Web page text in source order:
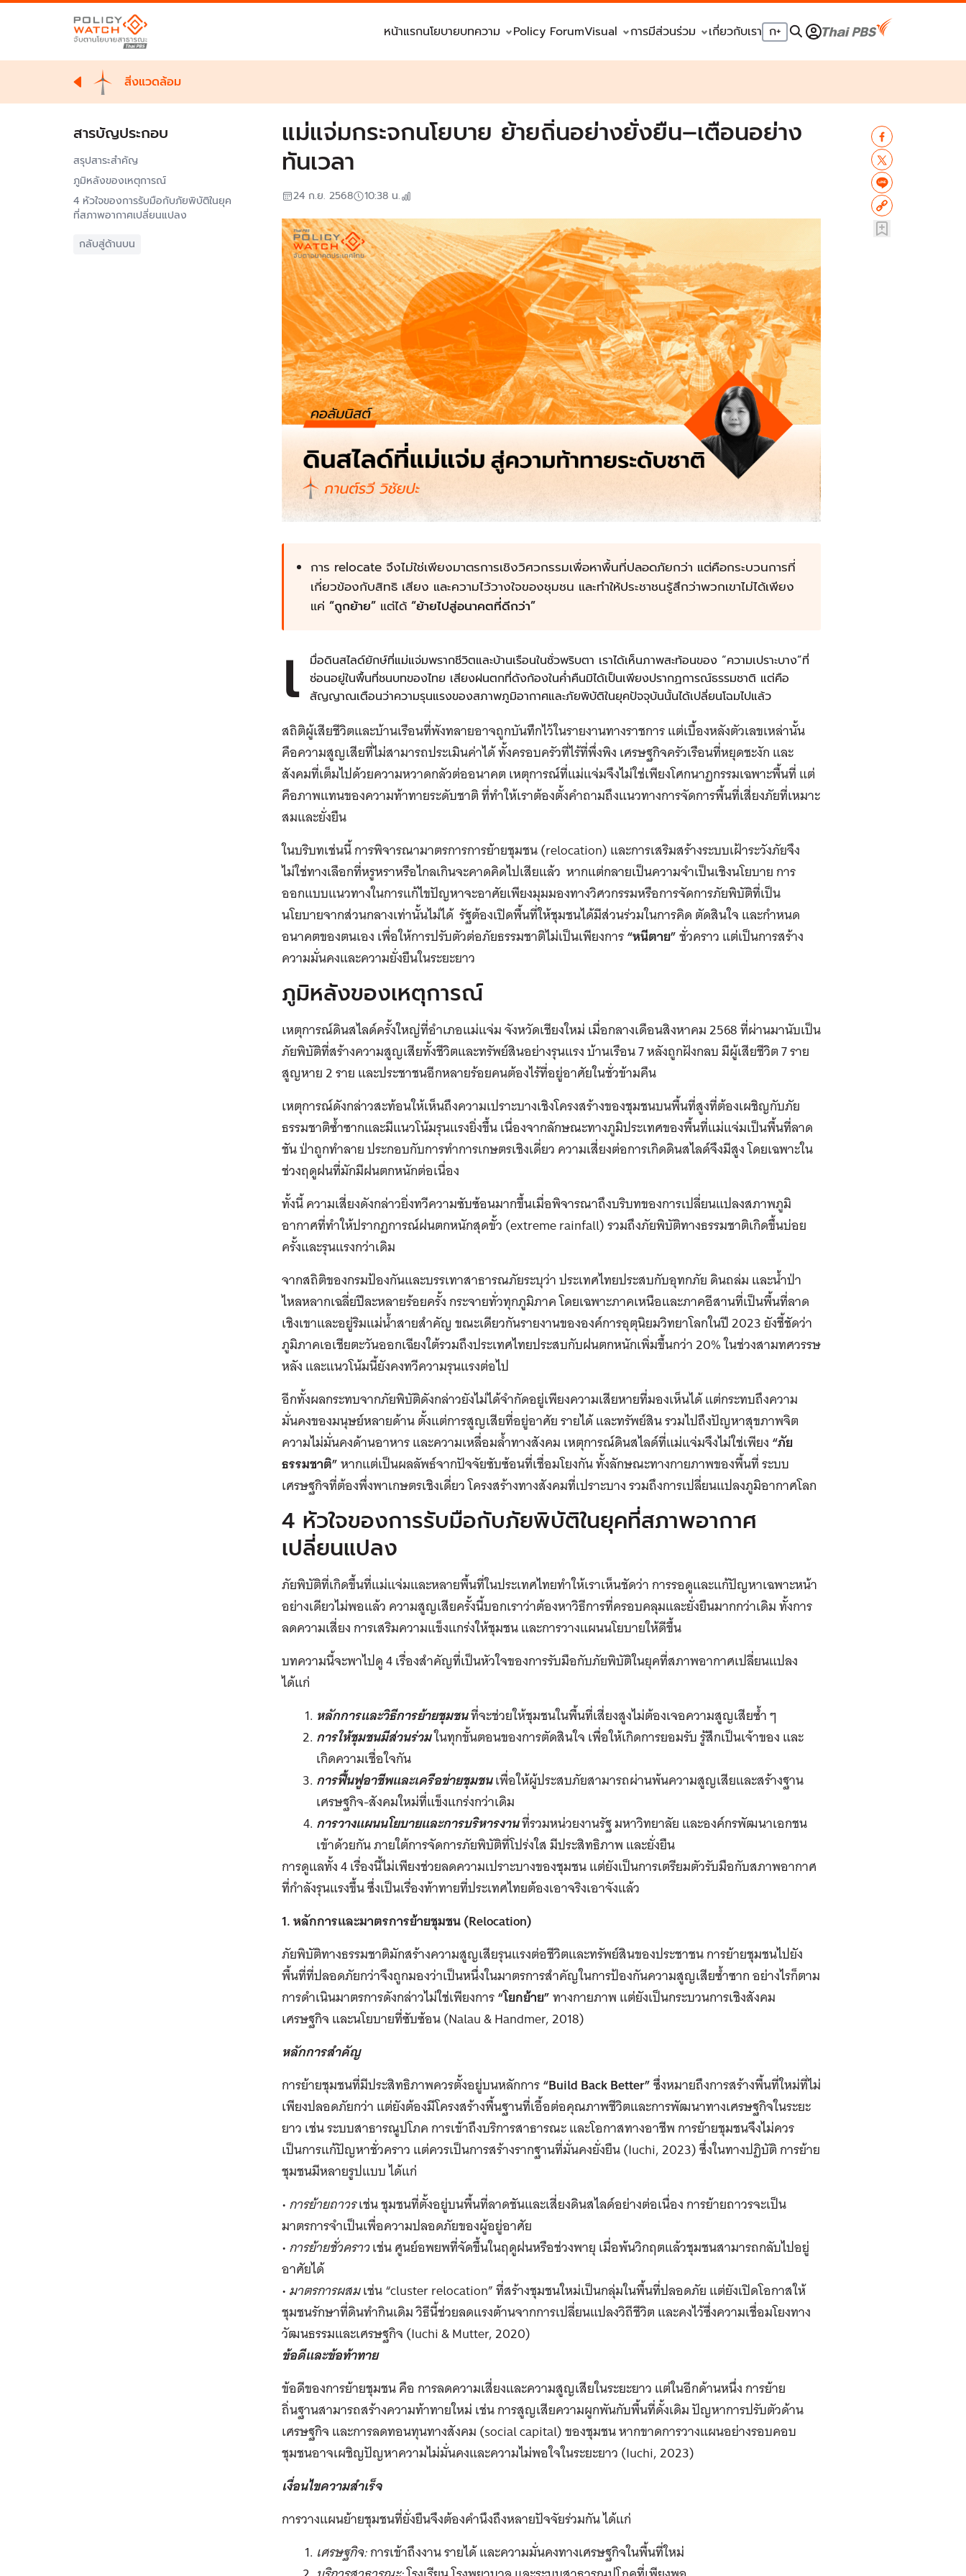
หน้าแรกนโยบายบทความ Policy ForumVisual การมีส่วนร่วม เกี่ยวกับเรา ก+
สิ่งแวดล้อม
สารบัญประกอบ
สรุปสาระสำคัญ
ภูมิหลังของเหตุการณ์
4 หัวใจของการรับมือกับภัยพิบัติในยุค
ที่สภาพอากาศเปลี่ยนแปลง
กลับสู่ด้านบน
แม่แจ่มกระจกนโยบาย ย้ายถิ่นอย่างยั่งยืน–เตือนอย่าง
ทันเวลา
24 ก.ย. 2568 10:38 น.
การ relocate จึงไม่ใช่เพียงมาตรการเชิงวิศวกรรมเพื่อหาพื้นที่ปลอดภัยกว่า แต่คือกระบวนการที่
เกี่ยวข้องกับสิทธิ เสียง และความไว้วางใจของชุมชน และทำให้ประชาชนรู้สึกว่าพวกเขาไม่ได้เพียง
แค่ “ถูกย้าย” แต่ได้ “ย้ายไปสู่อนาคตที่ดีกว่า”
เ
มื่อดินสไลด์ยักษ์ที่แม่แจ่มพรากชีวิตและบ้านเรือนในชั่วพริบตา เราได้เห็นภาพสะท้อนของ “ความเปราะบาง”ที่
ซ่อนอยู่ในพื้นที่ชนบทของไทย เสียงฝนตกที่ดังก้องในค่ำคืนมิได้เป็นเพียงปรากฏการณ์ธรรมชาติ แต่คือ
สัญญาณเตือนว่าความรุนแรงของสภาพภูมิอากาศและภัยพิบัติในยุคปัจจุบันนั้นได้เปลี่ยนโฉมไปแล้ว
สถิติผู้เสียชีวิตและบ้านเรือนที่พังทลายอาจถูกบันทึกไว้ในรายงานทางราชการ แต่เบื้องหลังตัวเลขเหล่านั้น
คือความสูญเสียที่ไม่สามารถประเมินค่าได้ ทั้งครอบครัวที่ไร้ที่พึ่งพิง เศรษฐกิจครัวเรือนที่หยุดชะงัก และ
สังคมที่เต็มไปด้วยความหวาดกลัวต่ออนาคต เหตุการณ์ที่แม่แจ่มจึงไม่ใช่เพียงโศกนาฏกรรมเฉพาะพื้นที่ แต่
คือภาพแทนของความท้าทายระดับชาติ ที่ทำให้เราต้องตั้งคำถามถึงแนวทางการจัดการพื้นที่เสี่ยงภัยที่เหมาะ
สมและยั่งยืน
ในบริบทเช่นนี้ การพิจารณามาตรการการย้ายชุมชน (relocation)และการเสริมสร้างระบบเฝ้าระวังภัยจึง
ไม่ใช่ทางเลือกที่หรูหราหรือไกลเกินจะคาดคิดไปเสียแล้ว หากแต่กลายเป็นความจำเป็นเชิงนโยบาย การ
ออกแบบแนวทางในการแก้ไขปัญหาจะอาศัยเพียงมุมมองทางวิศวกรรมหรือการจัดการภัยพิบัติที่เป็น
นโยบายจากส่วนกลางเท่านั้นไม่ได้ รัฐต้องเปิดพื้นที่ให้ชุมชนได้มีส่วนร่วมในการคิด ตัดสินใจ และกำหนด
อนาคตของตนเอง เพื่อให้การปรับตัวต่อภัยธรรมชาติไม่เป็นเพียงการ“หนีตาย”ชั่วคราว แต่เป็นการสร้าง
ความมั่นคงและความยั่งยืนในระยะยาว
ภูมิหลังของเหตุการณ์
เหตุการณ์ดินสไลด์ครั้งใหญ่ที่อำเภอแม่แจ่ม จังหวัดเชียงใหม่ เมื่อกลางเดือนสิงหาคม2568ที่ผ่านมานับเป็น
ภัยพิบัติที่สร้างความสูญเสียทั้งชีวิตและทรัพย์สินอย่างรุนแรง บ้านเรือน 7 หลังถูกฝังกลบ มีผู้เสียชีวิต 7 ราย
สูญหาย 2 ราย และประชาชนอีกหลายร้อยคนต้องไร้ที่อยู่อาศัยในชั่วข้ามคืน
เหตุการณ์ดังกล่าวสะท้อนให้เห็นถึงความเปราะบางเชิงโครงสร้างของชุมชนบนพื้นที่สูงที่ต้องเผชิญกับภัย
ธรรมชาติซ้ำซากและมีแนวโน้มรุนแรงยิ่งขึ้นเนื่องจากลักษณะทางภูมิประเทศของพื้นที่แม่แจ่มเป็นพื้นที่ลาด
ชัน ป่าถูกทำลายประกอบกับการทำการเกษตรเชิงเดี่ยว ความเสี่ยงต่อการเกิดดินสไลด์จึงมีสูงโดยเฉพาะใน
ช่วงฤดูฝนที่มักมีฝนตกหนักต่อเนื่อง
ทั้งนี้ความเสี่ยงดังกล่าวยิ่งทวีความซับซ้อนมากขึ้นเมื่อพิจารณาถึงบริบทของการเปลี่ยนแปลงสภาพภูมิ
อากาศที่ทำให้ปรากฏการณ์ฝนตกหนักสุดขั้ว (extreme rainfall)รวมถึงภัยพิบัติทางธรรมชาติเกิดขึ้นบ่อย
ครั้งและรุนแรงกว่าเดิม
จากสถิติของกรมป้องกันและบรรเทาสาธารณภัยระบุว่าประเทศไทยประสบกับอุทกภัย ดินถล่ม และน้ำป่า
ไหลหลากเฉลี่ยปีละหลายร้อยครั้ง กระจายทั่วทุกภูมิภาค โดยเฉพาะภาคเหนือและภาคอีสานที่เป็นพื้นที่ลาด
เชิงเขาและอยู่ริมแม่น้ำสายสำคัญขณะเดียวกันรายงานขององค์การอุตุนิยมวิทยาโลกในปี2023ยังชี้ชัดว่า
ภูมิภาคเอเชียตะวันออกเฉียงใต้รวมถึงประเทศไทยประสบกับฝนตกหนักเพิ่มขึ้นกว่า20%ในช่วงสามทศวรรษ
หลัง และแนวโน้มนี้ยังคงทวีความรุนแรงต่อไป
อีกทั้งผลกระทบจากภัยพิบัติดังกล่าวยังไม่ได้จำกัดอยู่เพียงความเสียหายที่มองเห็นได้ แต่กระทบถึงความ
มั่นคงของมนุษย์หลายด้าน ตั้งแต่การสูญเสียที่อยู่อาศัย รายได้ และทรัพย์สิน รวมไปถึงปัญหาสุขภาพจิต
ความไม่มั่นคงด้านอาหาร และความเหลื่อมล้ำทางสังคมเหตุการณ์ดินสไลด์ที่แม่แจ่มจึงไม่ใช่เพียง“ภัย
ธรรมชาติ”หากแต่เป็นผลลัพธ์จากปัจจัยซับซ้อนที่เชื่อมโยงกัน ทั้งลักษณะทางกายภาพของพื้นที่ ระบบ
เศรษฐกิจที่ต้องพึ่งพาเกษตรเชิงเดี่ยว โครงสร้างทางสังคมที่เปราะบาง รวมถึงการเปลี่ยนแปลงภูมิอากาศโลก
4 หัวใจของการรับมือกับภัยพิบัติในยุคที่สภาพอากาศ
เปลี่ยนแปลง
ภัยพิบัติที่เกิดขึ้นที่แม่แจ่มและหลายพื้นที่ในประเทศไทยทำให้เราเห็นชัดว่า การรอดูและแก้ปัญหาเฉพาะหน้า
อย่างเดียวไม่พอแล้ว ความสูญเสียครั้งนี้บอกเราว่าต้องหาวิธีการที่ครอบคลุมและยั่งยืนมากกว่าเดิม ทั้งการ
ลดความเสี่ยง การเสริมความแข็งแกร่งให้ชุมชน และการวางแผนนโยบายให้ดีขึ้น
บทความนี้จะพาไปดู4เรื่องสำคัญที่เป็นหัวใจของการรับมือกับภัยพิบัติในยุคที่สภาพอากาศเปลี่ยนแปลง
ได้แก่
หลักการและวิธีการย้ายชุมชนที่จะช่วยให้ชุมชนในพื้นที่เสี่ยงสูงไม่ต้องเจอความสูญเสียซ้ำๆ
การให้ชุมชนมีส่วนร่วมในทุกขั้นตอนของการตัดสินใจ เพื่อให้เกิดการยอมรับ รู้สึกเป็นเจ้าของ และ
เกิดความเชื่อใจกัน
การฟื้นฟูอาชีพและเครือข่ายชุมชนเพื่อให้ผู้ประสบภัยสามารถผ่านพ้นความสูญเสียและสร้างฐาน
เศรษฐกิจ-สังคมใหม่ที่แข็งแกร่งกว่าเดิม
การวางแผนนโยบายและการบริหารงานที่รวมหน่วยงานรัฐ มหาวิทยาลัย และองค์กรพัฒนาเอกชน
เข้าด้วยกัน ภายใต้การจัดการภัยพิบัติที่โปร่งใส มีประสิทธิภาพ และยั่งยืน
การดูแลทั้ง4เรื่องนี้ไม่เพียงช่วยลดความเปราะบางของชุมชน แต่ยังเป็นการเตรียมตัวรับมือกับสภาพอากาศ
ที่กำลังรุนแรงขึ้น ซึ่งเป็นเรื่องท้าทายที่ประเทศไทยต้องเอาจริงเอาจังแล้ว
1.หลักการและมาตรการย้ายชุมชน (Relocation)
ภัยพิบัติทางธรรมชาติมักสร้างความสูญเสียรุนแรงต่อชีวิตและทรัพย์สินของประชาชน การย้ายชุมชนไปยัง
พื้นที่ที่ปลอดภัยกว่าจึงถูกมองว่าเป็นหนึ่งในมาตรการสำคัญในการป้องกันความสูญเสียซ้ำซาก อย่างไรก็ตาม
การดำเนินมาตรการดังกล่าวไม่ใช่เพียงการ“โยกย้าย”ทางกายภาพ แต่ยังเป็นกระบวนการเชิงสังคม
เศรษฐกิจ และนโยบายที่ซับซ้อน (Nalau & Handmer, 2018)
หลักการสำคัญ
การย้ายชุมชนที่มีประสิทธิภาพควรตั้งอยู่บนหลักการ“Build Back Better”ซึ่งหมายถึงการสร้างพื้นที่ใหม่ที่ไม่
เพียงปลอดภัยกว่า แต่ยังต้องมีโครงสร้างพื้นฐานที่เอื้อต่อคุณภาพชีวิตและการพัฒนาทางเศรษฐกิจในระยะ
ยาว เช่น ระบบสาธารณูปโภค การเข้าถึงบริการสาธารณะ และโอกาสทางอาชีพ การย้ายชุมชนจึงไม่ควร
เป็นการแก้ปัญหาชั่วคราว แต่ควรเป็นการสร้างรากฐานที่มั่นคงยั่งยืน (Iuchi, 2023)ซึ่งในทางปฏิบัติการย้าย
ชุมชนมีหลายรูปแบบ ได้แก่
•การย้ายถาวรเช่น ชุมชนที่ตั้งอยู่บนพื้นที่ลาดชันและเสี่ยงดินสไลด์อย่างต่อเนื่อง การย้ายถาวรจะเป็น
มาตรการจำเป็นเพื่อความปลอดภัยของผู้อยู่อาศัย
•การย้ายชั่วคราวเช่น ศูนย์อพยพที่จัดขึ้นในฤดูฝนหรือช่วงพายุ เมื่อพ้นวิกฤตแล้วชุมชนสามารถกลับไปอยู่
อาศัยได้
•มาตรการผสมเช่น “cluster relocation”ที่สร้างชุมชนใหม่เป็นกลุ่มในพื้นที่ปลอดภัย แต่ยังเปิดโอกาสให้
ชุมชนรักษาที่ดินทำกินเดิม วิธีนี้ช่วยลดแรงต้านจากการเปลี่ยนแปลงวิถีชีวิต และคงไว้ซึ่งความเชื่อมโยงทาง
วัฒนธรรมและเศรษฐกิจ (Iuchi & Mutter, 2020)
ข้อดีและข้อท้าทาย
ข้อดีของการย้ายชุมชนคือการลดความเสี่ยงและความสูญเสียในระยะยาว แต่ในอีกด้านหนึ่งการย้าย
ถิ่นฐานสามารถสร้างความท้าทายใหม่ เช่น การสูญเสียความผูกพันกับพื้นที่ดั้งเดิม ปัญหาการปรับตัวด้าน
เศรษฐกิจ และการลดทอนทุนทางสังคม (social capital)ของชุมชน หากขาดการวางแผนอย่างรอบคอบ
ชุมชนอาจเผชิญปัญหาความไม่มั่นคงและความไม่พอใจในระยะยาว (Iuchi, 2023)
เงื่อนไขความสำเร็จ
การวางแผนย้ายชุมชนที่ยั่งยืนจึงต้องคำนึงถึงหลายปัจจัยร่วมกัน ได้แก่
เศรษฐกิจ:การเข้าถึงงาน รายได้ และความมั่นคงทางเศรษฐกิจในพื้นที่ใหม่